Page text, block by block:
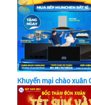
Khuyến mại chào xuân